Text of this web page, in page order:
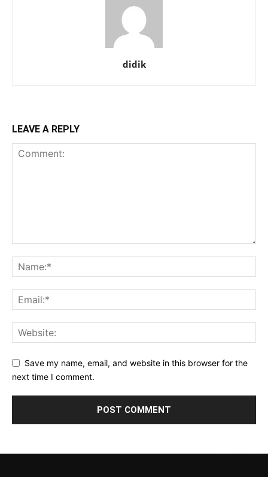
didik
LEAVE A REPLY
Save my name, email, and website in this browser for the
next time I comment.